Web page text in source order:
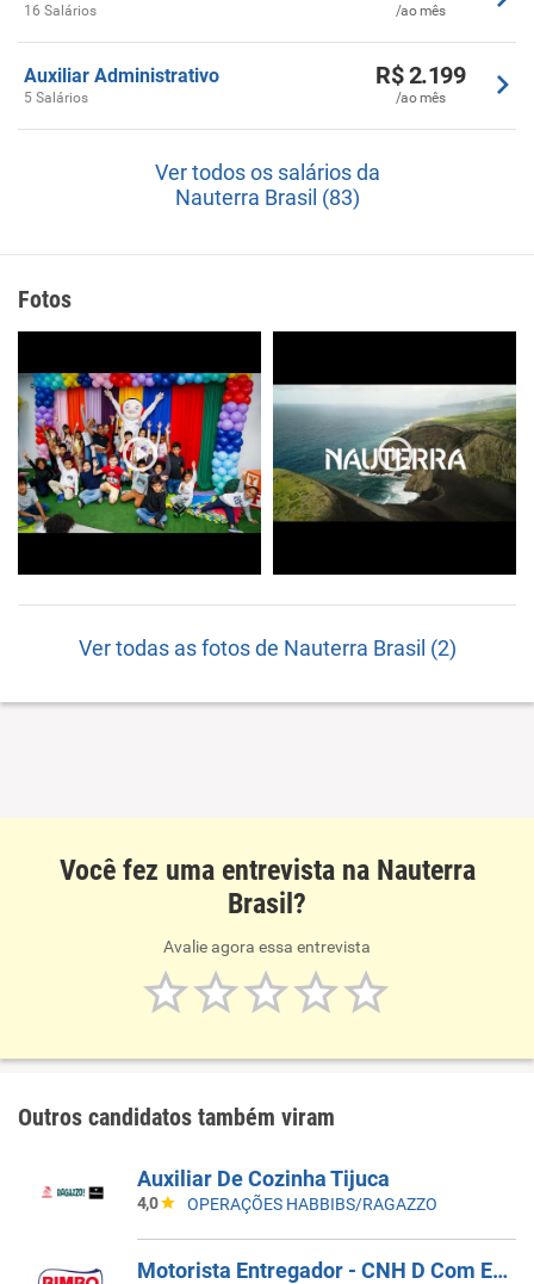
16 Salários /ao mês
Auxiliar Administrativo
5 Salários
R$ 2.199
/ao mês
Ver todos os salários da
Nauterra Brasil (83)
Fotos
Ver todas as fotos de Nauterra Brasil (2)
Você fez uma entrevista na Nauterra
Brasil?
Avalie agora essa entrevista
Outros candidatos também viram
Auxiliar De Cozinha Tijuca
4,0 OPERAÇÕES HABBIBS/RAGAZZO
Motorista Entregador - CNH D Com EAR - CD Guarulhos